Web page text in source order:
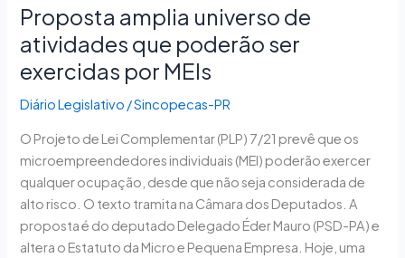
Proposta amplia universo de
atividades que poderão ser
exercidas por MEIs
Diário Legislativo /Sincopecas-PR
O Projeto de Lei Complementar (PLP) 7/21 prevê que os
microempreendedores individuais (MEI) poderão exercer
qualquer ocupação, desde que não seja considerada de
alto risco. O texto tramita na Câmara dos Deputados. A
proposta é do deputado Delegado Éder Mauro (PSD-PA) e
altera o Estatuto da Micro e Pequena Empresa. Hoje, uma